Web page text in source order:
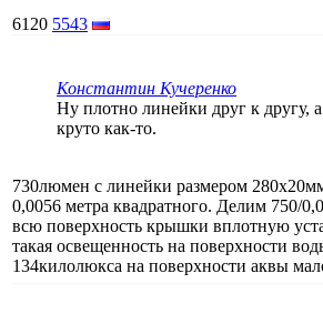
6120 5543
Константин Кучеренко
Ну плотно линейки друг к другу,
круто как-то.
730люмен с линейки размером
0,0056 метра квадратного. Делим 750/
всю поверхность крышки вплотную
такая освещенность на поверхности
134килолюкса на поверхности аквы